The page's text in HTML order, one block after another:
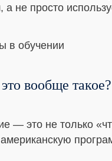
не просто
вообще такое?
— это не только